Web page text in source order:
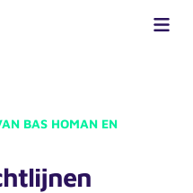
BAS HOMAN EN